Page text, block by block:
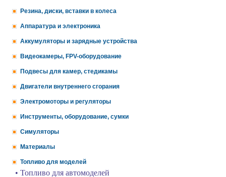
Резина, диски, вставки в колеса
Аппаратура и электроника
Аккумуляторы и зарядные устройства
Видеокамеры, FPV-оборудование
Подвесы для камер, стедикамы
Двигатели внутреннего сгорания
Электромоторы и регуляторы
Инструменты, оборудование, сумки
Симуляторы
Материалы
Топливо для моделей
• Топливо для автомоделей